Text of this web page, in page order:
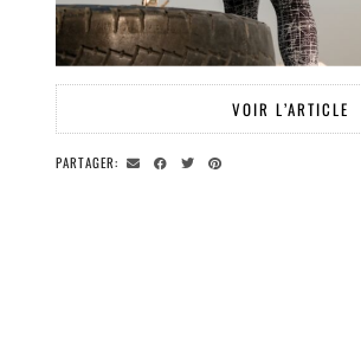
VOIR L’ARTICLE
PARTAGER: